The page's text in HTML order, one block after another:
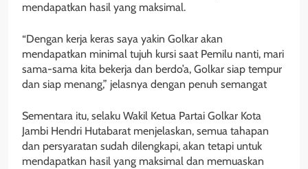
mendapatkan hasil yang maksimal.
“Dengan kerja keras saya yakin Golkar akan
mendapatkan minimal tujuh kursi saat Pemilu nanti, mari
sama-sama kita bekerja dan berdo’a, Golkar siap tempur
dan siap menang,” jelasnya dengan penuh semangat
Sementara itu, selaku Wakil Ketua Partai Golkar Kota
Jambi Hendri Hutabarat menjelaskan, semua tahapan
dan persyaratan sudah dilengkapi, akan tetapi untuk
mendapatkan hasil yang maksimal dan memuaskan